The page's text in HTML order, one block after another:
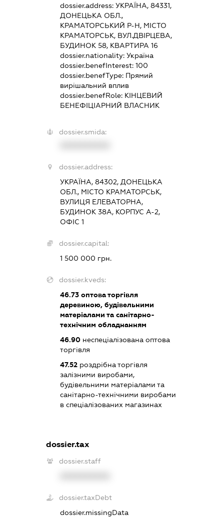
dossier.address:УКРАЇНА, 84331,
ДОНЕЦЬКА ОБЛ.,
КРАМАТОРСЬКИЙ Р-Н, МІСТО
КРАМАТОРСЬК, ВУЛ.ДВІРЦЕВА,
БУДИНОК 58, КВАРТИРА 16
dossier.nationality:Україна
dossier.benefInterest:100
dossier.benefType: Прямий
вирішальний вплив
dossier.benefRole: КІНЦЕВИЙ
БЕНЕФІЦІАРНИЙ ВЛАСНИК
dossier.smida:
dossier.address:
УКРАЇНА, 84302, ДОНЕЦЬКА
ОБЛ., МІСТО КРАМАТОРСЬК,
ВУЛИЦЯ ЕЛЕВАТОРНА,
БУДИНОК 38А, КОРПУС А-2,
ОФІС 1
dossier.capital:
1 500 000 грн.
dossier.kveds:
46.73 оптова торгівля
деревиною, будівельними
матеріалами та санітарно-
технічним обладнанням
46.90 неспеціалізована оптова
торгівля
47.52 роздрібна торгівля
залізними виробами,
будівельними матеріалами та
санітарно-технічними виробами
в спеціалізованих магазинах
dossier.tax
dossier.staff
dossier.taxDebt
dossier.missingData